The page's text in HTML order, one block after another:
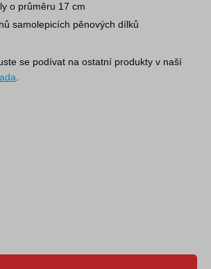
o průměru 17 cm
samolepicích pěnových dílků
se podívat na ostatní produkty v naší
.